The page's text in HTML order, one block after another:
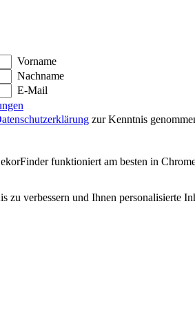
Vorname
Nachname
E-Mail
zur Kenntnis
funktioniert am besten in
zu verbessern und Ihnen personalisierte